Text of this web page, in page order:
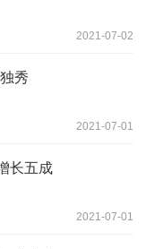
2021-07-02
秀
2021-07-01
长五成
2021-07-01